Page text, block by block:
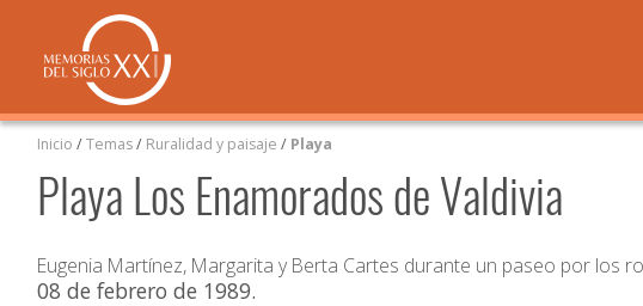
Inicio /Temas/ Ruralidad y paisaje / Playa
Playa Los Enamorados de Valdivia
Eugenia Martínez, Margarita y Berta Cartes durante un paseo por los
08 de febrero de 1989.